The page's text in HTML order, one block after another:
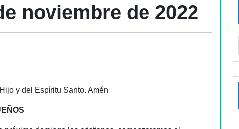
noviembre de 2022
y del Espíritu Santo. Amén